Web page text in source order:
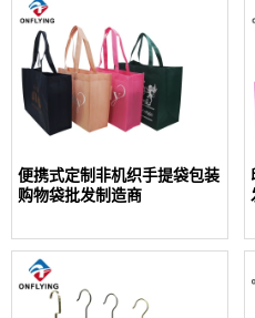
便携式定制非机织手提袋包装
购物袋批发制造商